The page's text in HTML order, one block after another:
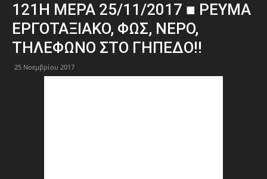
121Η ΜΕΡΑ 25/11/2017 ■ ΡΕΥΜΑ
ΕΡΓΟΤΑΞΙΑΚΟ, ΦΩΣ, ΝΕΡΟ,
ΤΗΛΕΦΩΝΟ ΣΤΟ ΓΗΠΕΔΟ!!
25 Νοεμβρίου 2017